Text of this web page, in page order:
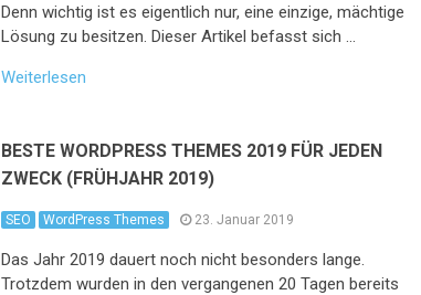
Denn wichtig ist es eigentlich nur, eine einzige, mächtige
Lösung zu besitzen. Dieser Artikel befasst sich …
Weiterlesen
BESTE WORDPRESS THEMES 2019 FÜR JEDEN
ZWECK (FRÜHJAHR 2019)
SEO WordPress Themes 23. Januar 2019
Das Jahr 2019 dauert noch nicht besonders lange.
Trotzdem wurden in den vergangenen 20 Tagen bereits